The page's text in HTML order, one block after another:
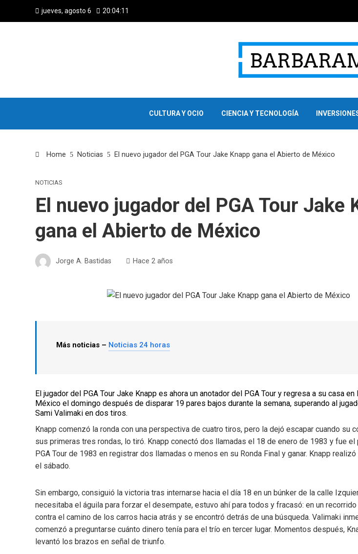
jueves, agosto 6 20:04:11
CULTURA Y OCIO CIENCIA Y TECNOLOGÍA
Home Noticias El nuevo jugador del PGA Tour Jake Knapp gana el Abierto de México
NOTICIAS
El nuevo jugador del PGA Tour Jake
gana el Abierto de México
Jorge A. Bastidas Hace 2 años
Más noticias – Noticias 24 horas
El jugador del PGA Tour Jake Knapp es ahora un anotador del PGA Tour y regresa a su casa en
México el domingo después de disparar 19 pares bajos durante la semana, superando al
Sami Valimaki en dos tiros.
Knapp comenzó la ronda con una perspectiva de cuatro tiros, pero la dejó escapar cuando su
sus primeras tres rondas, lo tiró. Knapp conectó dos llamadas el 18 de enero de 1983 y fue el
PGA Tour de 1983 en registrar dos llamadas o menos en su Ronda Final y ganar. Knapp
el sábado.
Sin embargo, consiguió la victoria tras internarse hacia el día 18 en un búnker de la calle
necesitaba el águila para forzar el desempate, estuvo ahí para todos y fracasó: en un
contra el camino de los carros hacia atrás y se encontró detrás de una búsqueda. Valimaki
comenzó a preguntarse cuánto dinero tenía para el trío en tercer lugar. Momentos después,
levantó los brazos en señal de triunfo.